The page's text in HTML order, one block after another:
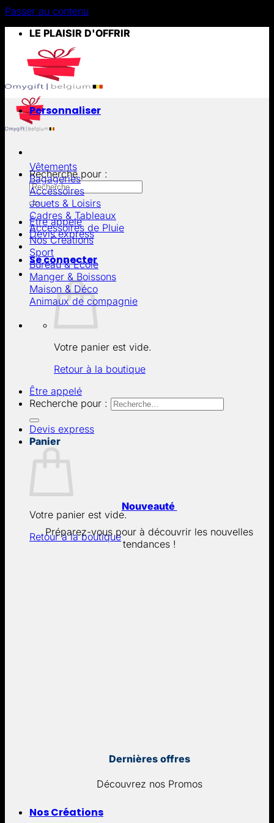
Passer au contenu
LE PLAISIR D'OFFRIR
Recherche pour :
Être appelé
Devis express
Se connecter
Votre panier est vide.
Retour à la boutique
Être appelé
Recherche pour :
Devis express
Panier
Votre panier est vide.
Retour à la boutique
Personnaliser
Vêtements
Bagageries
Accessoires
Jouets & Loisirs
Cadres & Tableaux
Accessoires de Pluie
Nos Créations
Sport
Bureau & École
Manger & Boissons
Maison & Déco
Animaux de compagnie
Nouveauté
Préparez-vous pour à découvrir les nouvelles
tendances !
Dernières offres
Découvrez nos Promos
Nos Créations